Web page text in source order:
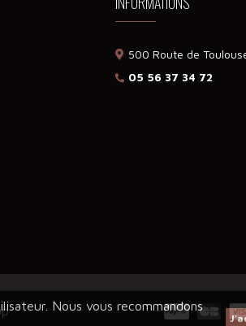
Nous vous recommandons
500 Route de
05 56 37 34 72